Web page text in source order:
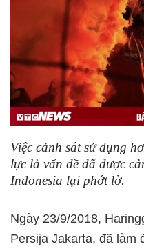
Việc cảnh sát sử dụng
lực là vấn đề đã được
Indonesia lại phớt lờ.
Ngày 23/9/2018,
Persija Jakarta, đã làm